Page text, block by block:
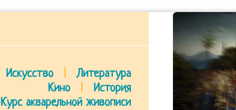
Искусство
Литература
Кино
История
Курс акварельной живописи